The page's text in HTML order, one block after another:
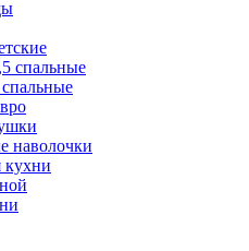
спальные
наволочки